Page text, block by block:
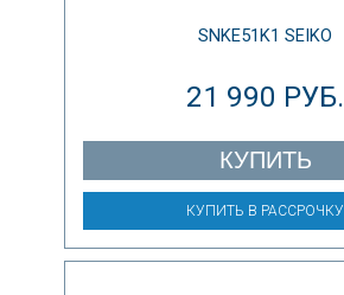
SNKE51K1 SEIKO
21 990 РУБ.
КУПИТЬ
КУПИТЬ В РАССРОЧКУ